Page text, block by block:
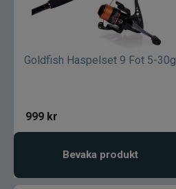
Goldfish Haspelset 9 Fot 5-30g
999 kr
Bevaka produkt